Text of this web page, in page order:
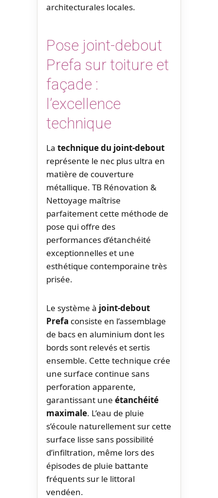
architecturales locales.
Pose joint-debout
Prefa sur toiture et
façade :
l’excellence
technique
La technique du joint-debout
représente le nec plus ultra en
matière de couverture
métallique. TB Rénovation &
Nettoyage maîtrise
parfaitement cette méthode de
pose qui offre des
performances d’étanchéité
exceptionnelles et une
esthétique contemporaine très
prisée.
Le système à joint-debout
Prefa consiste en l’assemblage
de bacs en aluminium dont les
bords sont relevés et sertis
ensemble. Cette technique crée
une surface continue sans
perforation apparente,
garantissant une étanchéité
maximale. L’eau de pluie
s’écoule naturellement sur cette
surface lisse sans possibilité
d’infiltration, même lors des
épisodes de pluie battante
fréquents sur le littoral
vendéen.